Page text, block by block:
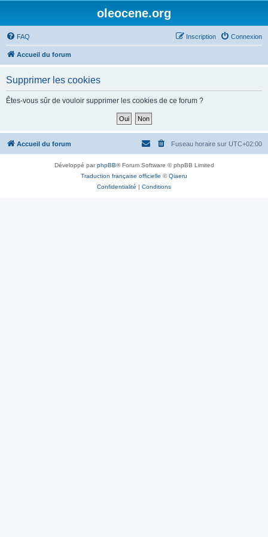
oleocene.org
FAQ Connexion
Inscription
Accueil du forum
Supprimer les cookies
Êtes-vous sûr de vouloir supprimer les cookies de ce forum ?
Accueil du forum Fuseau horaire sur UTC+02:00
Développé parphpBB® Forum Software © phpBB Limited
Traduction française officielle ©Qiaeru
Confidentialité | Conditions